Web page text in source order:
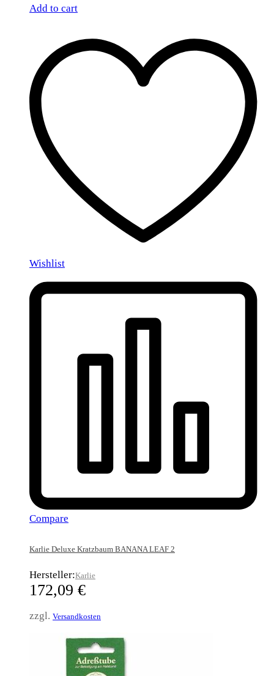
Add to cart
Wishlist
Compare
Karlie Deluxe Kratzbaum BANANA LEAF 2
Hersteller:Karlie
172,09 €
zzgl. Versandkosten